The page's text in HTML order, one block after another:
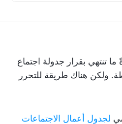
ما تنتهي بقرار جدولة اجتماع
ولكن هناك طريقة للتحرر
لجدول أعمال الاجتماعات